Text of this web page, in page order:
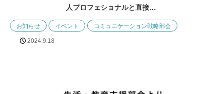
人プロフェショナルと直接…
お知らせ イベント コミュニケーション戦略部会
2024.9.18